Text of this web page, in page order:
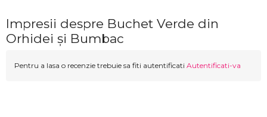
Impresii despre Buchet Verde din
Orhidei și Bumbac
Pentru a lasa o recenzie trebuie sa fiti autentificati Autentificati-va